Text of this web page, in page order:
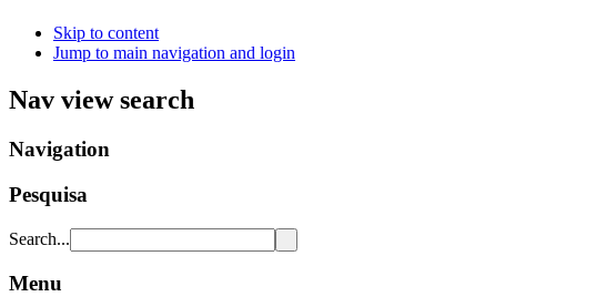
Skip to content
Jump to main navigation and login
Nav view search
Navigation
Pesquisa
Search...
Menu